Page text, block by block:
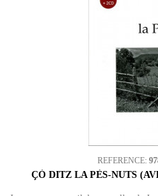
REFERENCE:
ÇÒ DITZ LA PÈS-NUTS